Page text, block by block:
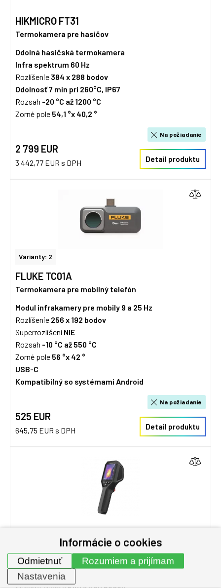
HIKMICRO FT31
Termokamera pre hasičov
Odolná hasičská termokamera
Infra spektrum 60 Hz
Rozlíšenie 384 x 288 bodov
Odolnosť 7 min pri 260°C, IP67
Rozsah -20 °C až 1200 °C
Zorné pole 54,1 °x 40,2 °
2 799 EUR
3 442,77 EUR s DPH
Na požiadanie
Detail produktu
Varianty: 2
FLUKE TC01A
Termokamera pre mobilný telefón
Modul infrakamery pre mobily 9 a 25 Hz
Rozlíšenie 256 x 192 bodov
Superrozlišení NIE
Rozsah -10 °C až 550 °C
Zorné pole 56 °x 42 °
USB-C
Kompatibilný so systémami Android
525 EUR
645,75 EUR s DPH
Na požiadanie
Detail produktu
HIKMICRO B21LS - Kompaktná termokamera
Infra25 Hz
Rozlíšenie256 x 192
Informácie o cookies
Rozumiem a prijímam
Odmietnuť
Nastavenia